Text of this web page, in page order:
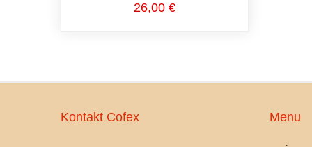
26,00 €
Kontakt Cofex Menu